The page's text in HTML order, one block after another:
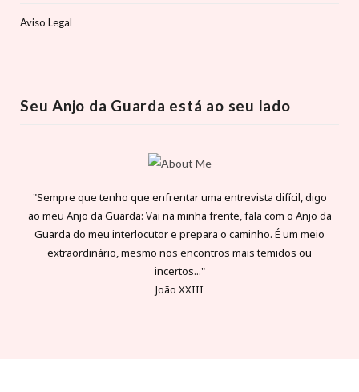
Aviso Legal
Seu Anjo da Guarda está ao seu lado
"Sempre que tenho que enfrentar uma entrevista difícil, digo
ao meu Anjo da Guarda: Vai na minha frente, fala com o Anjo da
Guarda do meu interlocutor e prepara o caminho. É um meio
extraordinário, mesmo nos encontros mais temidos ou
incertos..."
João XXIII